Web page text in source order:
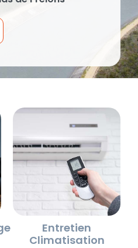
Entretien
Climatisation